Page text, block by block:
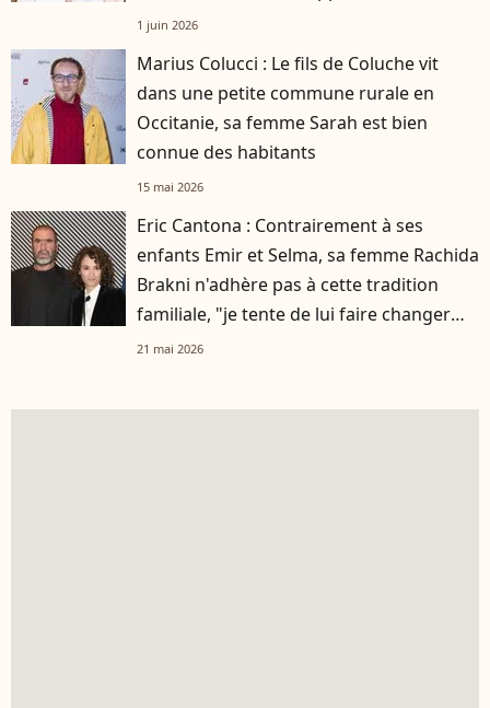
1 juin 2026
Marius Colucci : Le fils de Coluche vit
dans une petite commune rurale en
Occitanie, sa femme Sarah est bien
connue des habitants
15 mai 2026
Eric Cantona : Contrairement à ses
enfants Emir et Selma, sa femme Rachida
Brakni n'adhère pas à cette tradition
familiale, "je tente de lui faire changer
d'avis"
21 mai 2026